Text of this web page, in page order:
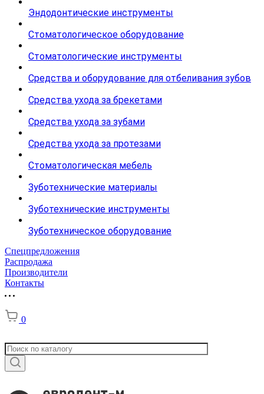
Эндодонтические инструменты
Стоматологическое оборудование
Стоматологические инструменты
Средства и оборудование для отбеливания зубов
Средства ухода за брекетами
Средства ухода за зубами
Средства ухода за протезами
Стоматологическая мебель
Зуботехнические материалы
Зуботехнические инструменты
Зуботехническое оборудование
Спецпредложения
Распродажа
Производители
Контакты
0